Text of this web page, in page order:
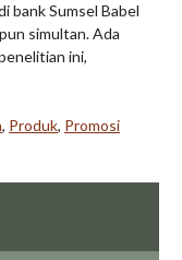
bank Sumsel Babel
simultan. Ada
ini,
, Produk, Promosi